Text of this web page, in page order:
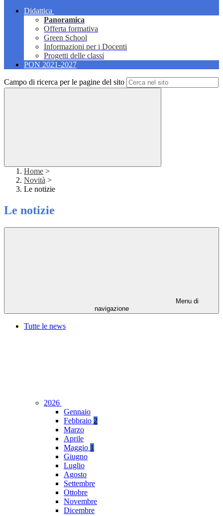
Didattica
Panoramica
Offerta formativa
Green School
Informazioni per i Docenti
Progetti delle classi
PON 2021-2027
Campo di ricerca per le pagine del sito
Home >
Novità >
Le notizie
Le notizie
Menu di
navigazione
Tutte le news
2026
Gennaio
Febbraio 2
Marzo
Aprile
Maggio 1
Giugno
Luglio
Agosto
Settembre
Ottobre
Novembre
Dicembre